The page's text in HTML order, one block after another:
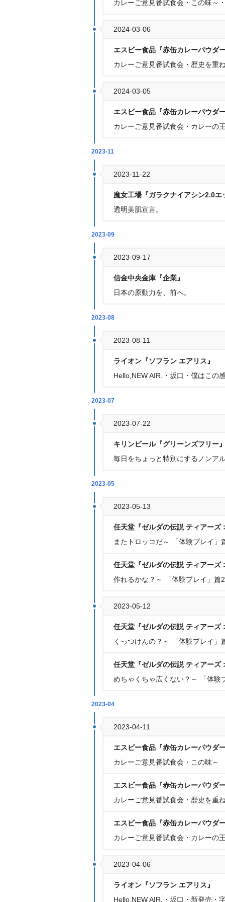
カレーご意見番試食会・この味～
2024-03-06
エスビー食品『赤缶カレーパウダ
カレーご意見番試食会・歴史を重
2024-03-05
エスビー食品『赤缶カレーパウダ
カレーご意見番試食会・カレーの
2023-11
2023-11-22
魔女工場『ガラクナイアシン2.0エ
透明美肌宣言。
2023-09
2023-09-17
信金中央金庫『企業』
日本の原動力を、前へ。
2023-08
2023-08-11
ライオン『ソフラン エアリス』
Hello,NEW AIR.・坂口・僕はこの
2023-07
2023-07-22
キリンビール『グリーンズフリー
毎日をちょっと特別にするノンア
2023-05
2023-05-13
任天堂『ゼルダの伝説 ティアーズ
またトロッコだ～ 「体験プレイ」
任天堂『ゼルダの伝説 ティアーズ
作れるかな？～ 「体験プレイ」篇2
2023-05-12
任天堂『ゼルダの伝説 ティアーズ
くっつけんの？～ 「体験プレイ」
任天堂『ゼルダの伝説 ティアーズ
めちゃくちゃ広くない？～ 「体験
2023-04
2023-04-11
エスビー食品『赤缶カレーパウダ
カレーご意見番試食会・この味～
エスビー食品『赤缶カレーパウダ
カレーご意見番試食会・歴史を重
エスビー食品『赤缶カレーパウダ
カレーご意見番試食会・カレーの
2023-04-06
ライオン『ソフラン エアリス』
Hello,NEW AIR.・坂口・新発売・